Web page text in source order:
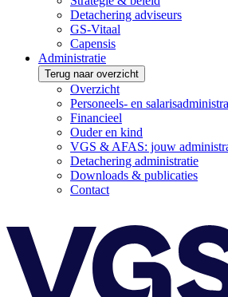
Detachering adviseurs
GS-Vitaal
Capensis
Administratie
Terug naar overzicht
Overzicht
Personeels- en
Financieel
Ouder en kind
VGS & AFAS: jouw
Detachering administratie
Downloads & publicaties
Contact